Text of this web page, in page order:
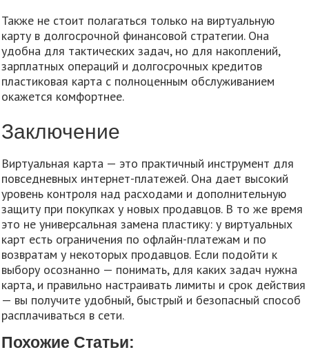
Также не стоит полагаться только на виртуальную
карту в долгосрочной финансовой стратегии. Она
удобна для тактических задач, но для накоплений,
зарплатных операций и долгосрочных кредитов
пластиковая карта с полноценным обслуживанием
окажется комфортнее.
Заключение
Виртуальная карта — это практичный инструмент для
повседневных интернет-платежей. Она дает высокий
уровень контроля над расходами и дополнительную
защиту при покупках у новых продавцов. В то же время
это не универсальная замена пластику: у виртуальных
карт есть ограничения по офлайн-платежам и по
возвратам у некоторых продавцов. Если подойти к
выбору осознанно — понимать, для каких задач нужна
карта, и правильно настраивать лимиты и срок действия
— вы получите удобный, быстрый и безопасный способ
расплачиваться в сети.
Похожие Статьи: